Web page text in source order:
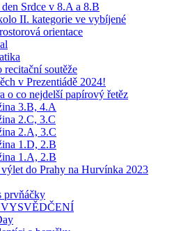
Srdce v 8.A a 8.B
II. kategorie ve vybíjené
orientace
soutěže
v Prezentiádě 2024!
o co nejdelší papírový řetěz
3.B, 4.A
2.C, 3.C
2.A, 3.C
1.D, 2.B
1.A, 2.B
do Prahy na Hurvínka 2023
prvňáčky
VYSVĚDČENÍ